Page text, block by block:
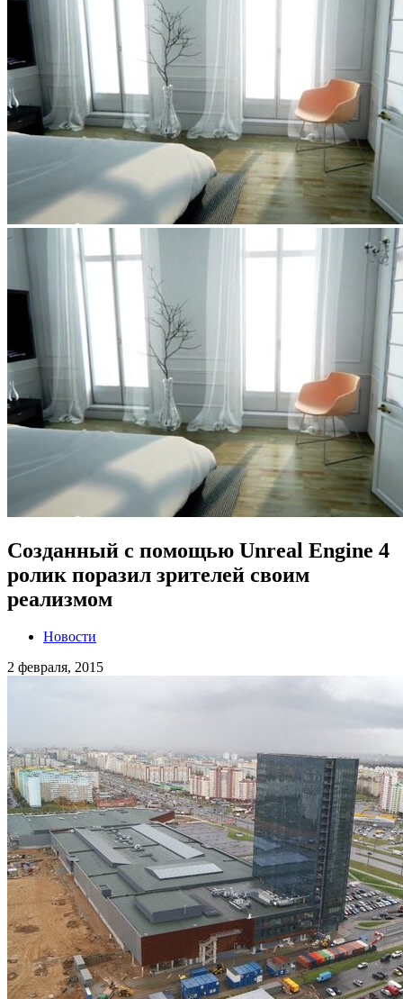
Созданный с помощью Unreal Engine 4
ролик поразил зрителей своим
реализмом
Новости
2 февраля, 2015